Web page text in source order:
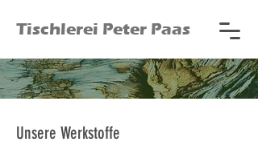
Tischlerei Peter Paas
Unsere Werkstoffe